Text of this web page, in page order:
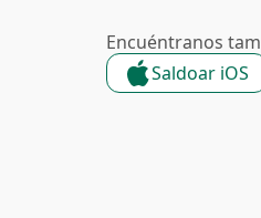
Encuéntranos
Saldoar iOS